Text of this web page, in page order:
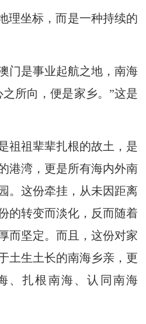
坐标，而是一种持续的
是事业起航之地，南海
所向，便是家乡。”这是
祖辈辈扎根的故土，是
港湾，更是所有海内外南
。这份牵挂，从未因距离
的转变而淡化，反而随着
而坚定。而且，这份对家
土生土长的南海乡亲，更
、扎根南海、认同南海